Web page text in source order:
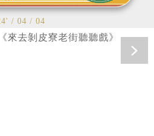
/ 04 / 04
來去剝皮寮老街聽聽戲》